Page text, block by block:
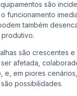
são
funcionamento
também
são crescentes e
afetada,
e, em piores
possibilidades.